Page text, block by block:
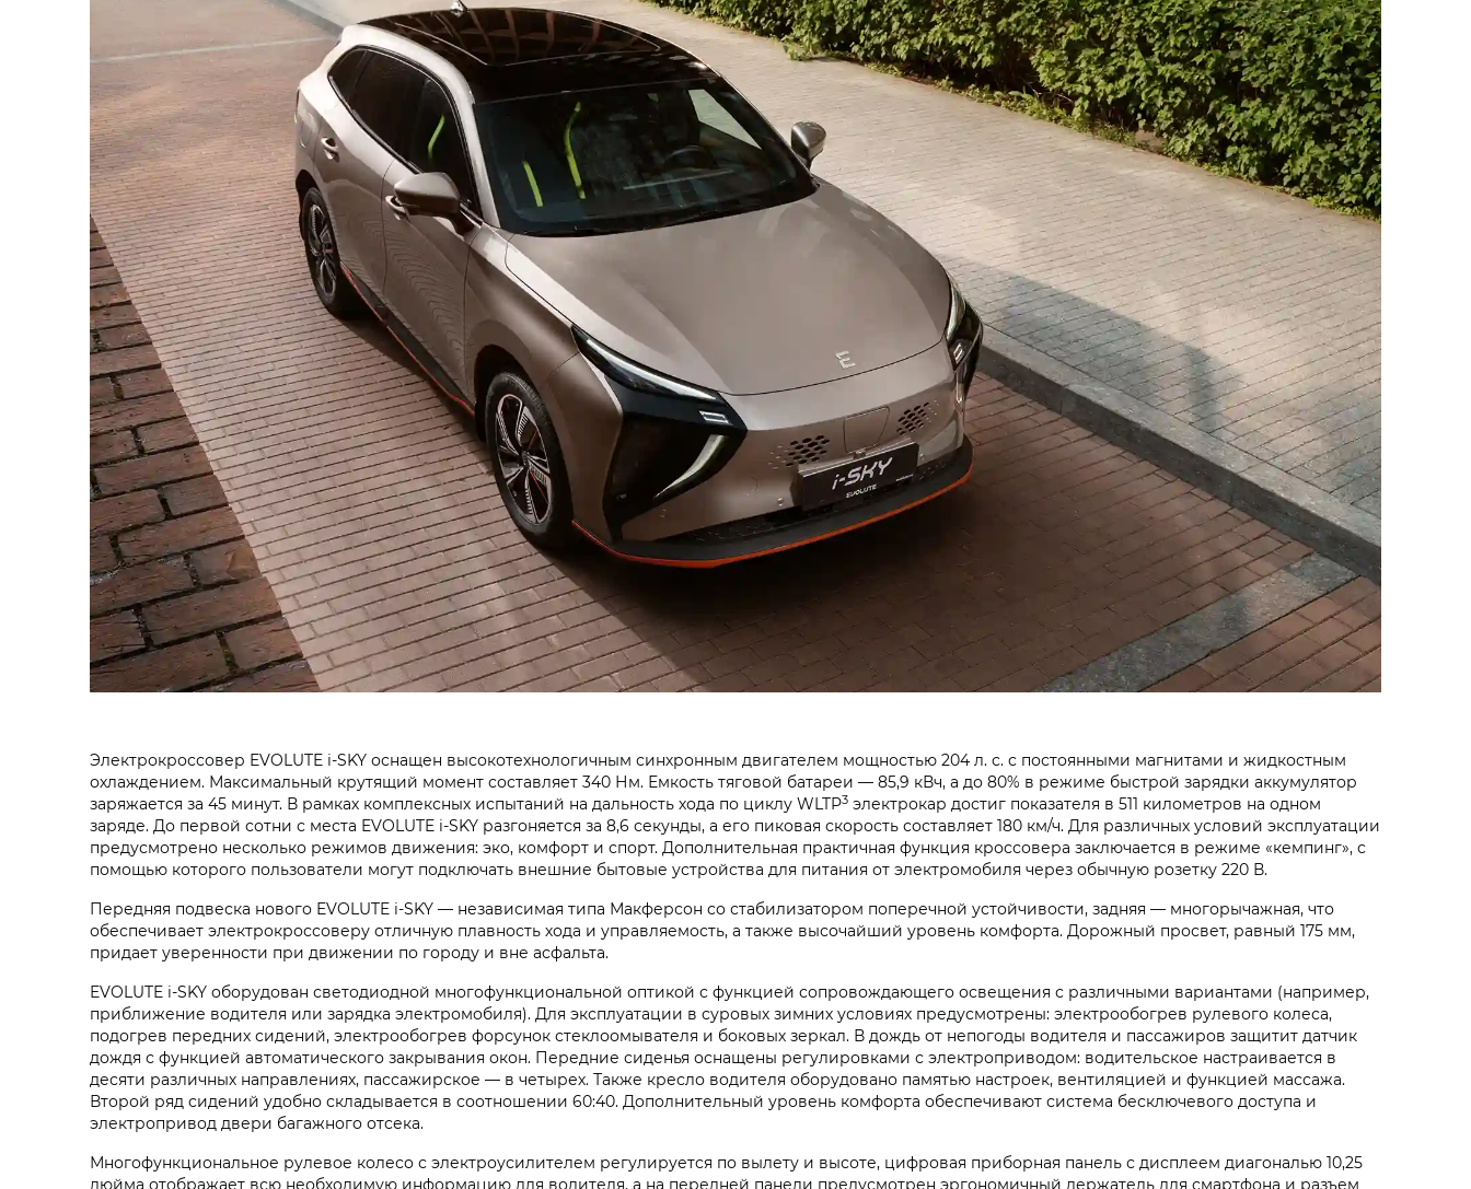
Электрокроссовер EVOLUTE i‑SKY оснащен высокотехнологичным синхронным двигателем мощностью 204 л. с. с постоянными магнитами и жидкостным
охлаждением. Максимальный крутящий момент составляет 340 Нм. Емкость тяговой батареи — 85,9 кВч, а до 80% в режиме быстрой зарядки аккумулятор
заряжается за 45 минут. В рамках комплексных испытаний на дальность хода по циклу WLTP3 электрокар достиг показателя в 511 километров на одном
заряде. До первой сотни с места EVOLUTE i‑SKY разгоняется за 8,6 секунды, а его пиковая скорость составляет 180 км/ч. Для различных условий эксплуатации
предусмотрено несколько режимов движения: эко, комфорт и спорт. Дополнительная практичная функция кроссовера заключается в режиме «кемпинг», с
помощью которого пользователи могут подключать внешние бытовые устройства для питания от электромобиля через обычную розетку 220 В.
Передняя подвеска нового EVOLUTE i‑SKY — независимая типа Макферсон со стабилизатором поперечной устойчивости, задняя — многорычажная, что
обеспечивает электрокроссоверу отличную плавность хода и управляемость, а также высочайший уровень комфорта. Дорожный просвет, равный 175 мм,
придает уверенности при движении по городу и вне асфальта.
EVOLUTE i‑SKY оборудован светодиодной многофункциональной оптикой с функцией сопровождающего освещения с различными вариантами (например,
приближение водителя или зарядка электромобиля). Для эксплуатации в суровых зимних условиях предусмотрены: электрообогрев рулевого колеса,
подогрев передних сидений, электрообогрев форсунок стеклоомывателя и боковых зеркал. В дождь от непогоды водителя и пассажиров защитит датчик
дождя с функцией автоматического закрывания окон. Передние сиденья оснащены регулировками с электроприводом: водительское настраивается в
десяти различных направлениях, пассажирское — в четырех. Также кресло водителя оборудовано памятью настроек, вентиляцией и функцией массажа.
Второй ряд сидений удобно складывается в соотношении 60:40. Дополнительный уровень комфорта обеспечивают система бесключевого доступа и
электропривод двери багажного отсека.
Многофункциональное рулевое колесо с электроусилителем регулируется по вылету и высоте, цифровая приборная панель с дисплеем диагональю 10,25
дюйма отображает всю необходимую информацию для водителя, а на передней панели предусмотрен эргономичный держатель для смартфона и разъем